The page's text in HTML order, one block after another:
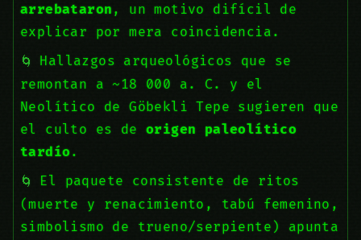
arrebataron , un motivo difícil de
explicar por mera coincidencia.
Hallazgos arqueológicos que se
remontan a ~18 000 a. C. y el
Neolítico de Göbekli Tepe sugieren que
el culto es de origen paleolítico
tardío.
El paquete consistente de ritos
(muerte y renacimiento, tabú femenino,
simbolismo de trueno/serpiente) apunta